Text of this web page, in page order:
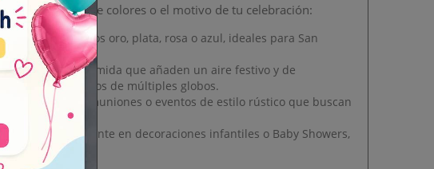
con la paleta de colores o el motivo de tu celebración:
brillantes en tonos oro, plata, rosa o azul, ideales para San
brillantes de poliamida que añaden un aire festivo y de
soportar ramos de múltiples globos.
vintage
, comuniones o eventos de estilo rústico que buscan
perfectamente en decoraciones infantiles o Baby Showers,